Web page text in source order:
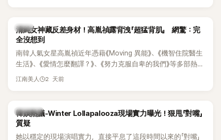
韓星
清純女神藏反差身材！高胤禎露背洩「超猛背肌」 網驚：完
全沒想到
南韓人氣女星高胤禎近年憑藉《Moving 異能》、《機智住院醫生
生活》、《愛情怎麼翻譯？》、《努力克服自卑的我們》等多部熱門
作品，躍升為韓劇新一代女神代表，不僅演技備受肯定，精緻
細身材下的超狂背肌與肩膀線條，反差感十足，讓不少網友看
傻直呼：「原來她身材這麼猛！」
江南美人 2 天前
熱議討論
韓娛熱議-Winter Lollapalooza現場實力曝光！狠甩「對嘴」
質疑
她以穩定的現場演唱實力，直接平息了這段時間以來的「對嘴」